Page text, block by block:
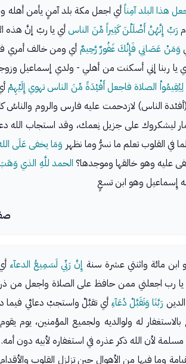
هذا البلد آمِناًأي اجعل مكة بلد آمنٍ يأمن أهله
رَبِّ إِنَّهُنَّ أَضْلَلْنَ كَثِيراً مِّنَ الناسأي يا ربّ إنَّ هذه
وَمَنْ عَصَانِي فَإِنَّكَ غَفُورٌ رَّحِيمٌ أي ومن خالف أمري
أي يا ربنا إني أسكنت من أهلي - ولدي إسماعيل
لِيُقِيمُواْ الصلاة فاجعل أَفْئِدَةً مِّنَ الناس تهوي إِلَيْهِمْ
الناس) لازدحمت عليه فارس والروم والناسُ
ليشكروك على جزيل نِعمك، وقد استجاب الله
في القلوب تعلم ما نسرُّ وما نظهر وَمَا يخفى عَلَى
عليه وهو خالقها وموجدها؟ الحمد للَّهِ الذي
إِسماعيل وهو ابن تسعٍ
مائة واثنتي عشرة سنة إِنَّ رَبِّي لَسَمِيعُ الدعآء
يا رب اجعلني ممن حافظ على الصلاة واجعل من
رَبَّنَا وَتَقَبَّلْ دُعَآءِ أي تقبَّلْ واستجبْ دعائي فيما
له ولوالديه ولجميع المؤمنين، يوم
لأن الله ذكر عذره في استغفاره لأبيه دون أمه.
وما فيها من الأهوال حين تزلزل القلوب والأقدام